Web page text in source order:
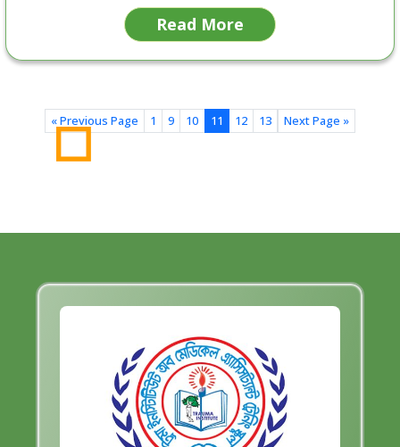
Read More
« Previous Page 1 9 10 11 12 13 Next Page »